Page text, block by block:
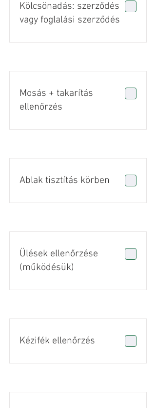
Kölcsönadás: szerződés
vagy foglalási szerződés
Mosás + takarítás
ellenőrzés
Ablak tisztítás körben
Ülések ellenőrzése
(működésük)
Kézifék ellenőrzés